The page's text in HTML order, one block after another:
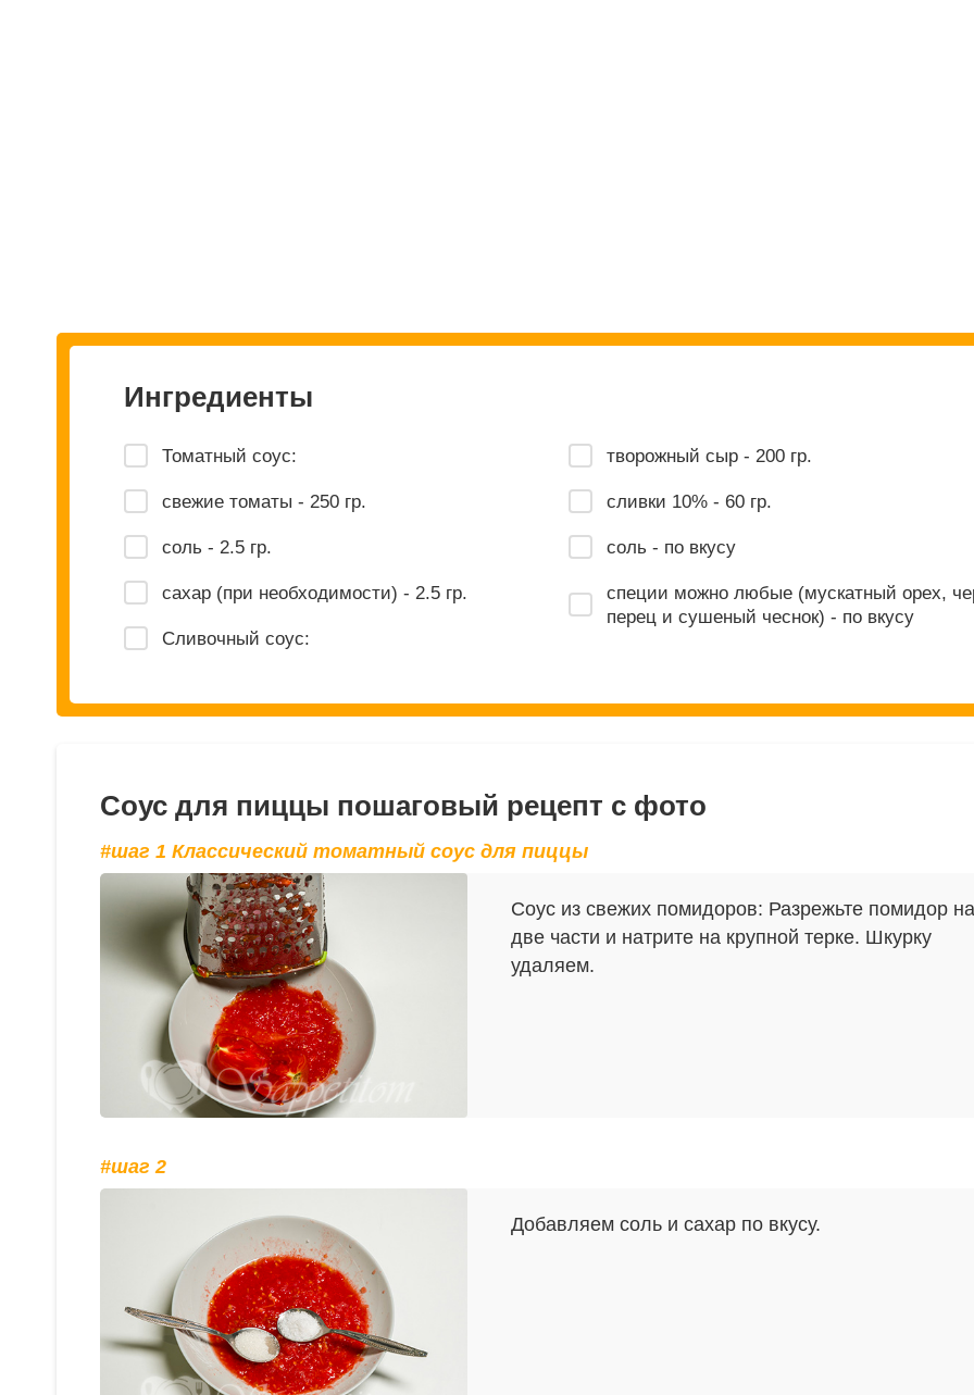
Ингредиенты
Томатный соус:
свежие томаты - 250 гр.
соль - 2.5 гр.
сахар (при необходимости) - 2.5 гр.
Сливочный соус:
творожный сыр - 200 гр.
сливки 10% - 60 гр.
соль - по вкусу
специи можно любые (мускатный орех,
перец и сушеный чеснок) - по вкусу
Соус для пиццы пошаговый рецепт с фото
#шаг 1 Классический томатный соус для пиццы
Соус из свежих помидоров: Разрежьте помидор на
две части и натрите на крупной терке. Шкурку
удаляем.
#шаг 2
Добавляем соль и сахар по вкусу.